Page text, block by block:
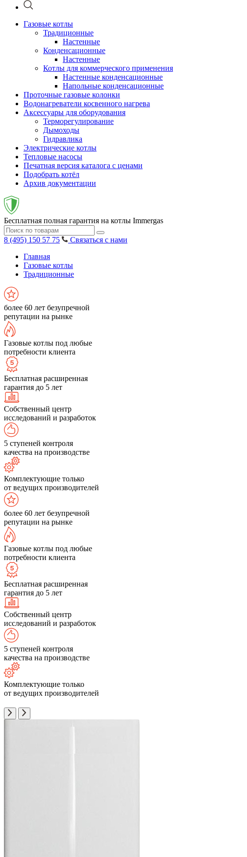
Газовые котлы
Традиционные
Настенные
Конденсационные
Настенные
Котлы для коммерческого применения
Настенные конденсационные
Напольные конденсационные
Проточные газовые колонки
Водонагреватели косвенного нагрева
Аксессуары для оборудования
Терморегулирование
Дымоходы
Гидравлика
Электрические котлы
Тепловые насосы
Печатная версия каталога с ценами
Подобрать котёл
Архив документации
Бесплатная полная гарантия на котлы Immergas
8 (495) 150 57 75
Связаться с нами
Главная
Газовые котлы
Традиционные
более 60 лет безупречной
репутации на рынке
Газовые котлы под любые
потребности клиента
Бесплатная расширенная
гарантия до 5 лет
Собственный центр
исследований и разработок
5 ступеней контроля
качества на производстве
Комплектующие только
от ведущих производителей
более 60 лет безупречной
репутации на рынке
Газовые котлы под любые
потребности клиента
Бесплатная расширенная
гарантия до 5 лет
Собственный центр
исследований и разработок
5 ступеней контроля
качества на производстве
Комплектующие только
от ведущих производителей